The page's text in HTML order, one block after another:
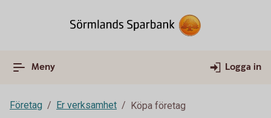
Meny Logga in
Företag Er verksamhet Köpa företag